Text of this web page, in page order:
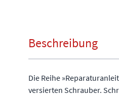
Beschreibung
Die Reihe
versierten Schrauber.